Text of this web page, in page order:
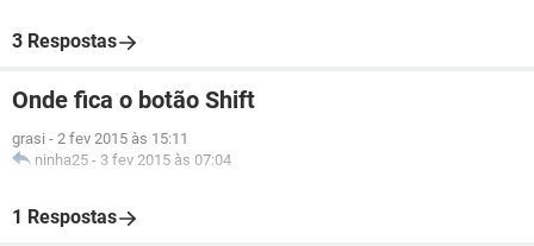
3 Respostas
Onde fica o botão Shift
grasi - 2 fev 2015 às 15:11
ninha25 - 3 fev 2015 às 07:04
1 Respostas